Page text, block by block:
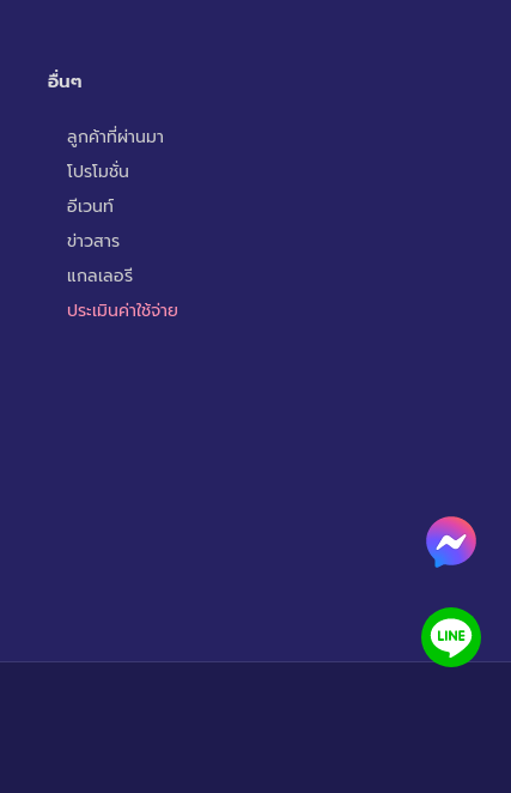
อื่นๆ
ลูกค้าที่ผ่านมา
โปรโมชั่น
อีเวนท์
ข่าวสาร
แกลเลอรี
ประเมินค่าใช้จ่าย